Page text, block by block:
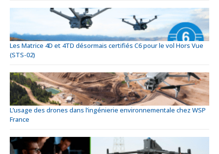
Les Matrice 4D et 4TD désormais certifiés C6 pour le vol Hors Vue
(STS-02)
L’usage des drones dans l’ingénierie environnementale chez WSP
France